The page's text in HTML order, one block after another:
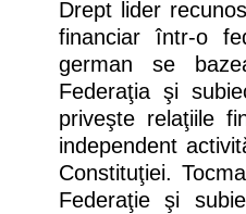
Drept lider
financiar într-o
german se
Federaţia şi
priveşte relaţiile
independent
Constituţiei.
Federaţie şi